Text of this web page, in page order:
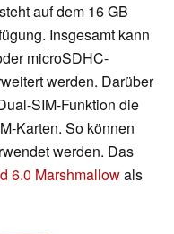
auf dem 16 GB
Insgesamt kann
microSDHC-
werden. Darüber
SIM-Funktion die
Karten. So können
werden. Das
6.0 Marshmallowals